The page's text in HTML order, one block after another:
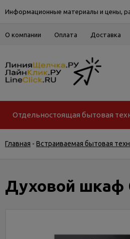
Информационные материалы и цены,
О компании Оплата Доставка
Отдельностоящая бытовая
Главная - Встраиваемая бытовая
Духовой шкаф